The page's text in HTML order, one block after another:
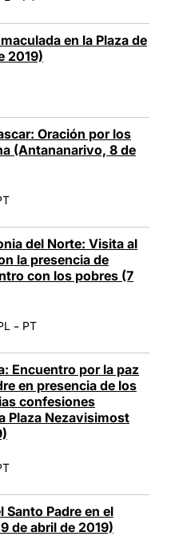
en la Plaza de
2019)
Oración por los
(Antananarivo, 8 de
del Norte: Visita al
la presencia de
con los pobres (7
- PT
Encuentro por la paz
en presencia de los
confesiones
Plaza Nezavisimost
Padre en el
de abril de 2019)